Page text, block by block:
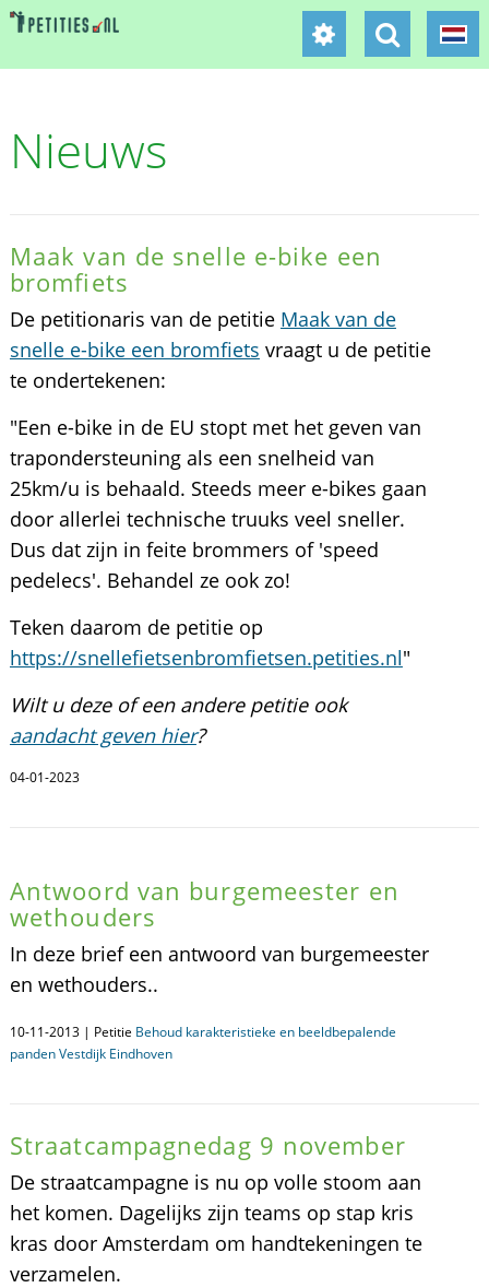
Nieuws
Maak van de snelle e-bike een
bromfiets
De petitionaris van de petitie Maak van de
snelle e-bike een bromfiets vraagt u de petitie
te ondertekenen:
"Een e-bike in de EU stopt met het geven van
trapondersteuning als een snelheid van
25km/u is behaald. Steeds meer e-bikes gaan
door allerlei technische truuks veel sneller.
Dus dat zijn in feite brommers of 'speed
pedelecs'. Behandel ze ook zo!
Teken daarom de petitie op
https://snellefietsenbromfietsen.petities.nl"
Wilt u deze of een andere petitie ook
aandacht geven hier?
04-01-2023
Antwoord van burgemeester en
wethouders
In deze brief een antwoord van burgemeester
en wethouders..
10-11-2013 | Petitie Behoud karakteristieke en beeldbepalende
panden Vestdijk Eindhoven
Straatcampagnedag 9 november
De straatcampagne is nu op volle stoom aan
het komen. Dagelijks zijn teams op stap kris
kras door Amsterdam om handtekeningen te
verzamelen.